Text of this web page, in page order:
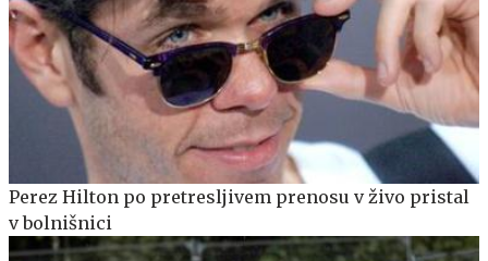
Perez Hilton po pretresljivem prenosu v živo pristal
v bolnišnici